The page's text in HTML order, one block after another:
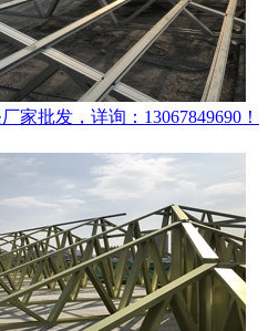
家批发，详询：13067849690！